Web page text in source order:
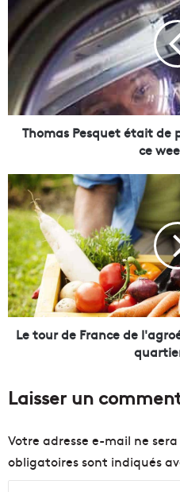
o
m
a
s
e
s
t
é
t
a
i
t
d
e
p
g
A
i
x
Thomas Pesquet était de
ce
L
e
t
o
u
r
d
e
F
e
e
l
'
a
Le tour de France de
Laisser un
Votre adresse e-mail ne
obligatoires sont indiqués